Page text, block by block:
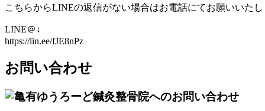
こちらからLINEの返信がない場合はお電話にてお願いいた
LINE＠↓
https://lin.ee/fJE8nPz
お問い合わせ